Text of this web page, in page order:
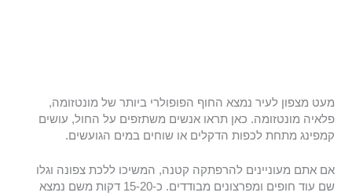
מעט מצפון לעיר נמצא החוף הפופולרי ביותר של מונטזומה,
פלאיה מונטזומה. כאן תראו אנשים משתזפים על החול, עושים
קמפינג מתחת לכפות הדקלים או שוחים במים הגועשים.
אם אתם מעוניינים להרפתקה קטנה, המשיכו ללכת צפונה וגלו
שם עוד חופים ומפרצונים מבודדים. כ-15-20 דקות משם נמצא